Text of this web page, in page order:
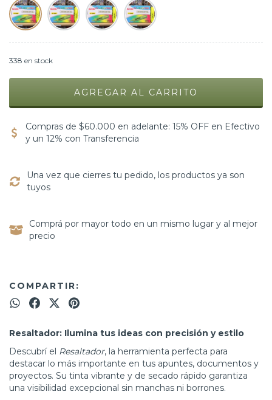
338 en stock
Compras de $60.000 en adelante: 15% OFF en Efectivo
y un 12% con Transferencia
Una vez que cierres tu pedido, los productos ya son
tuyos
Comprá por mayor todo en un mismo lugar y al mejor
precio
COMPARTIR:
Resaltador: Ilumina tus ideas con precisión y estilo
Descubrí el Resaltador, la herramienta perfecta para
destacar lo más importante en tus apuntes, documentos y
proyectos. Su tinta vibrante y de secado rápido garantiza
una visibilidad excepcional sin manchas ni borrones.